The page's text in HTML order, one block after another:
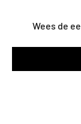
Wees de